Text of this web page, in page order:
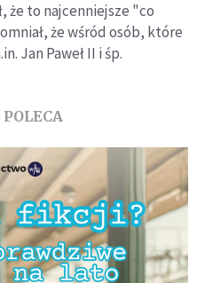
że to najcenniejsze "co
że wśród osób, które
Jan Paweł II i śp.